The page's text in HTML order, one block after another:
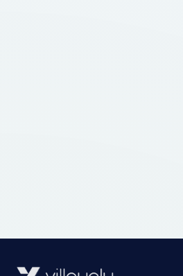
Bardak Takımı